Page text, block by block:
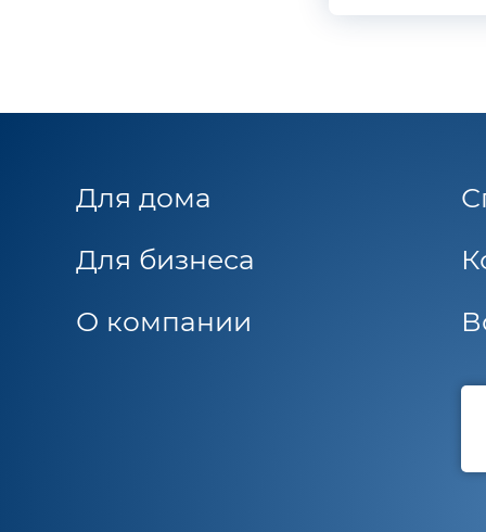
Для дома
Для бизнеса
О компании